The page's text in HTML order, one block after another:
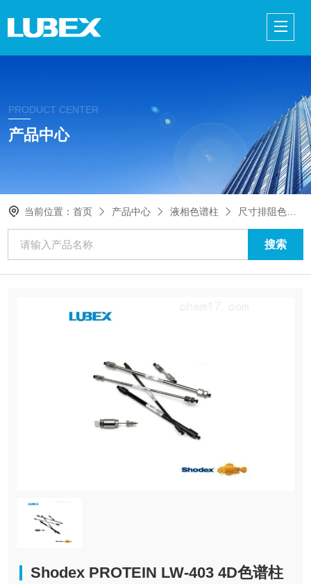
PRODUCT CENTER
产品中心
当前位置：首页 产品中心 液相色谱柱 尺寸排阻色谱柱
Shodex PROTEIN LW-403 4D色谱柱